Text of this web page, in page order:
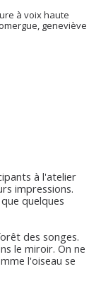
à voix haute
, geneviève
à l'atelier
impressions.
quelques
des songes.
le miroir. On ne
l'oiseau se